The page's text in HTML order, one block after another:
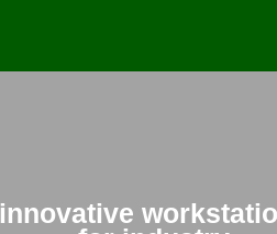
innovative